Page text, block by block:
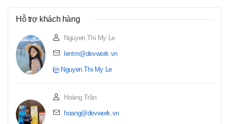
Hỗ trợ khách hàng
Nguyen Thi My Le
lentm@devwork.vn
Nguyen Thi My Le
Hoàng Trần
hoang@devwork.vn